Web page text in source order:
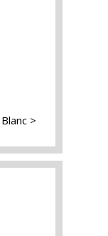
Blanc